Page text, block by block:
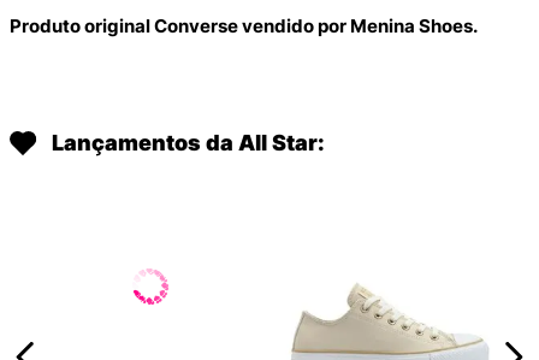
Produto original Converse vendido por Menina Shoes.
Lançamentos da All Star: